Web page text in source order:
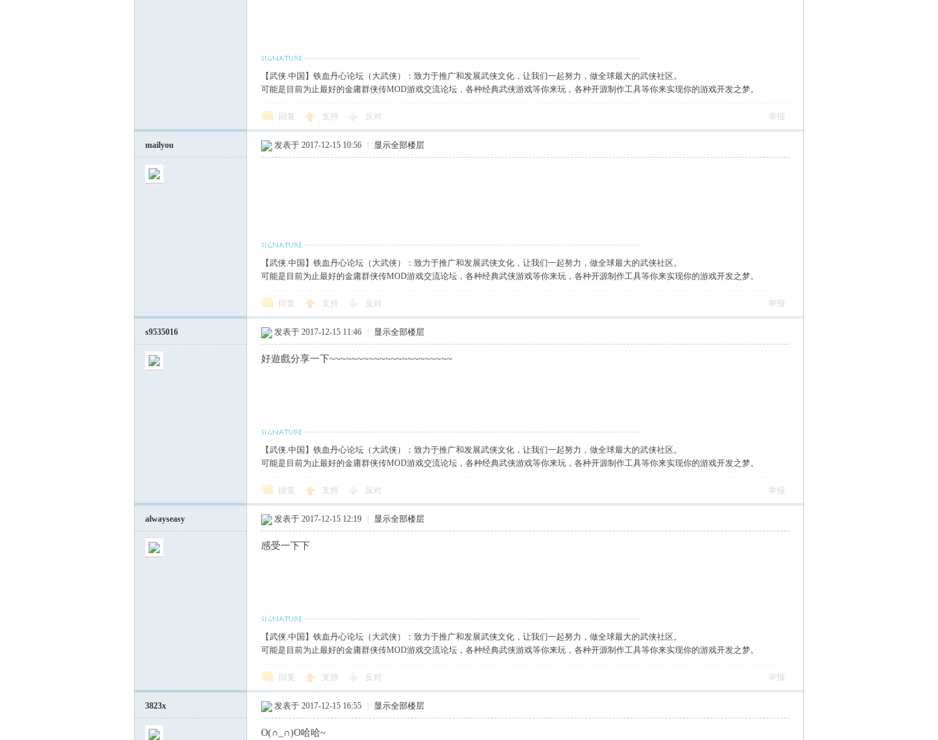
【武侠.中国】铁血丹心论坛（大武侠）：致力于推广和发展武侠文化，让我们一起努力，做全球最大的武侠社区。
可能是目前为止最好的金庸群侠传MOD游戏交流论坛，各种经典武侠游戏等你来玩，各种开源制作工具等你来实现你的游戏开发之梦。
回复 支持 反对 举报
mailyou 发表于 2017-12-15 10:56 显示全部楼层
【武侠.中国】铁血丹心论坛（大武侠）：致力于推广和发展武侠文化，让我们一起努力，做全球最大的武侠社区。
可能是目前为止最好的金庸群侠传MOD游戏交流论坛，各种经典武侠游戏等你来玩，各种开源制作工具等你来实现你的游戏开发之梦。
回复 支持 反对 举报
s9535016 发表于 2017-12-15 11:46 显示全部楼层
好遊戲分享一下~~~~~~~~~~~~~~~~~~~~~~
【武侠.中国】铁血丹心论坛（大武侠）：致力于推广和发展武侠文化，让我们一起努力，做全球最大的武侠社区。
可能是目前为止最好的金庸群侠传MOD游戏交流论坛，各种经典武侠游戏等你来玩，各种开源制作工具等你来实现你的游戏开发之梦。
回复 支持 反对 举报
alwayseasy 发表于 2017-12-15 12:19 显示全部楼层
感受一下下
【武侠.中国】铁血丹心论坛（大武侠）：致力于推广和发展武侠文化，让我们一起努力，做全球最大的武侠社区。
可能是目前为止最好的金庸群侠传MOD游戏交流论坛，各种经典武侠游戏等你来玩，各种开源制作工具等你来实现你的游戏开发之梦。
回复 支持 反对 举报
3823x 发表于 2017-12-15 16:55 显示全部楼层
O(∩_∩)O哈哈~